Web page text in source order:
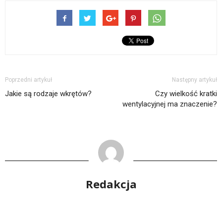
Poprzedni artykuł
Jakie są rodzaje wkrętów?
Następny artykuł
Czy wielkość kratki
wentylacyjnej ma znaczenie?
Redakcja